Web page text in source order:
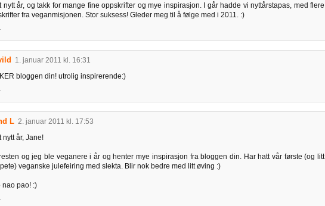
nytt år, og takk for mange fine oppskrifter og mye inspirasjon. I går hadde vi nyttårstapas, med flere
fra veganmisjonen. Stor suksess! Gleder meg til å følge med i 2011. :)
1. januar 2011 kl. 16:31
bloggen din! utrolig inspirerende:)
L 2. januar 2011 kl. 17:53
nytt år, Jane!
og jeg ble veganere i år og henter mye inspirasjon fra bloggen din. Har hatt vår første (og litt
veganske julefeiring med slekta. Blir nok bedre med litt øving :)
nao pao! :)